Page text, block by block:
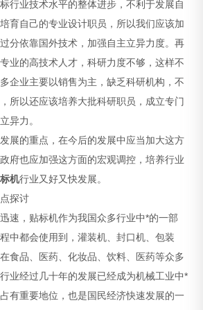
行业技术水平的整体进步，不利于发展自
育自己的专业设计职员，所以我们应该加
分依靠国外技术，加强自主立异力度。再
业的高技术人才，科研力度不够，这样不
企业主要以销售为主，缺乏科研机构，不
所以还应该培养大批科研职员，成立专门
异力。
展的重点，在今后的发展中应当加大这方
府也应加强这方面的宏观调控，培养行业
机行业又好又快发展。
探讨
速，贴标机作为我国众多行业中*的一部
中都会使用到，灌装机、封口机、包装
食品、医药、化妆品、饮料、医药等众多
业经过几十年的发展已经成为机械工业中*
有重要地位，也是国民经济快速发展的一